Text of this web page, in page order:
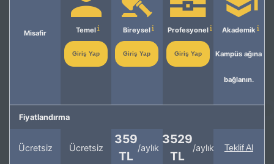
Misafir Temel
Giriş Yap
Bireysel
Giriş Yap
Profesyonel
Giriş Yap
Akademik
Kampüs ağına
bağlanın.
Fiyatlandırma
Ücretsiz Ücretsiz
359
TL
/aylık
3529
TL
/aylık Teklif Al